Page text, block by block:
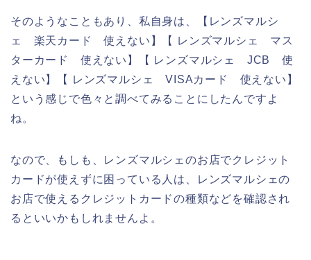
そのようなこともあり、私自身は、【レンズマルシ
ェ 楽天カード 使えない】【 レンズマルシェ マス
ターカード 使えない】【 レンズマルシェ JCB 使
えない】【 レンズマルシェ VISAカード 使えない】
という感じで色々と調べてみることにしたんですよ
ね。
なので、もしも、レンズマルシェのお店でクレジット
カードが使えずに困っている人は、レンズマルシェの
お店で使えるクレジットカードの種類などを確認され
るといいかもしれませんよ。